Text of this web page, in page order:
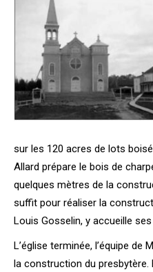
sur les 120 acres de lots
Allard prépare le bois de
quelques mètres de la
suffit pour réaliser la
Louis Gosselin, y accueille
L’église terminée, l’équipe
la construction du presbytère.